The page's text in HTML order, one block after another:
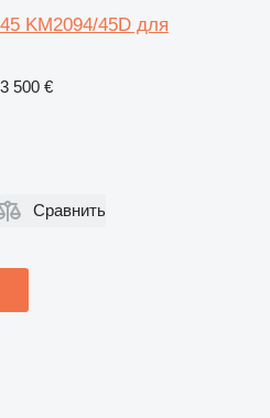
KM2094/45D для
500 €
Сравнить